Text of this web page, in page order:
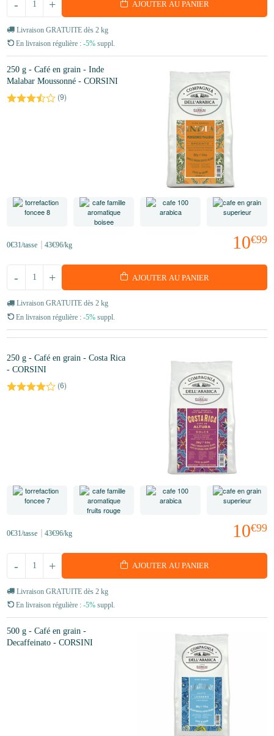
+
- AJOUTER AU PANIER
Livraison GRATUITE dès 2 kg
En livraison régulière : -5% suppl.
250 g - Café en grain - Inde
Malabar Moussonné - CORSINI
(9)
10€99
0€31/tasse 43€96/kg
+
- AJOUTER AU PANIER
Livraison GRATUITE dès 2 kg
En livraison régulière : -5% suppl.
250 g - Café en grain - Costa Rica
- CORSINI
(6)
10€99
0€31/tasse 43€96/kg
+
- AJOUTER AU PANIER
Livraison GRATUITE dès 2 kg
En livraison régulière : -5% suppl.
500 g - Café en grain -
Decaffeinato - CORSINI